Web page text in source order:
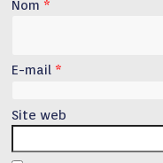
Nom *
E-mail *
Site web